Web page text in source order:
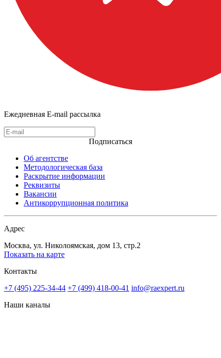
Ежедневная E-mail рассылка
Подписаться
Об агентстве
Методологическая база
Раскрытие информации
Реквизиты
Вакансии
Антикоррупционная политика
Адрес
Москва, ул. Николоямская, дом 13, стр.2
Показать на карте
Контакты
+7 (495) 225-34-44 +7 (499) 418-00-41 info@raexpert.ru
Наши каналы